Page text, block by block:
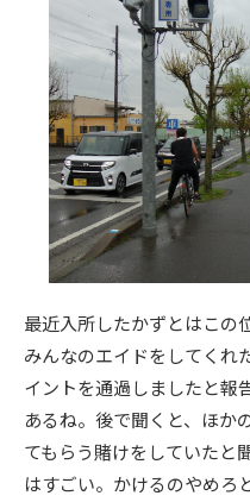
最近入所したかずとはこの
みんなのエイドをしてくれ
イントを通過しましたと報
あるね。後で聞くと、ほか
てもらう賭けをしていたと
はすごい。かけるのやめろ